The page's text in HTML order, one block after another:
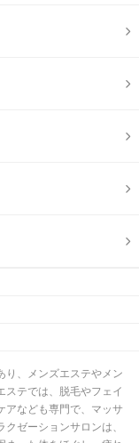
り、メンズエステやメン
ステでは、脱毛やフェイ
アなども専門で、マッサ
ゼーションサロンは、